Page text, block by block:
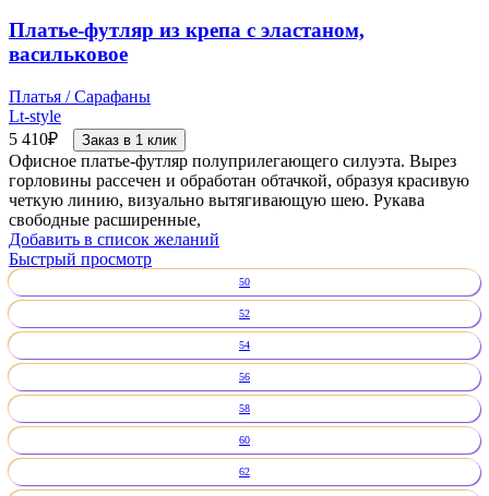
Платье-футляр из крепа с эластаном,
васильковое
Платья / Сарафаны
Lt-style
5 410₽ Заказ в 1 клик
Офисное платье-футляр полуприлегающего силуэта. Вырез
горловины рассечен и обработан обтачкой, образуя красивую
четкую линию, визуально вытягивающую шею. Рукава
свободные расширенные,
Добавить в список желаний
Быстрый просмотр
50
52
54
56
58
60
62